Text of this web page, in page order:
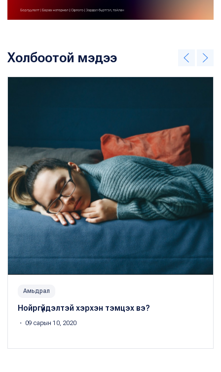
Холбоотой мэдээ
Амьдрал
Нойргүйдэлтэй хэрхэн тэмцэх вэ?
・ 09 сарын 10, 2020